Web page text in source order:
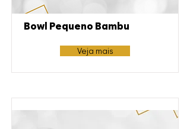
Bowl Pequeno Bambu
Veja mais